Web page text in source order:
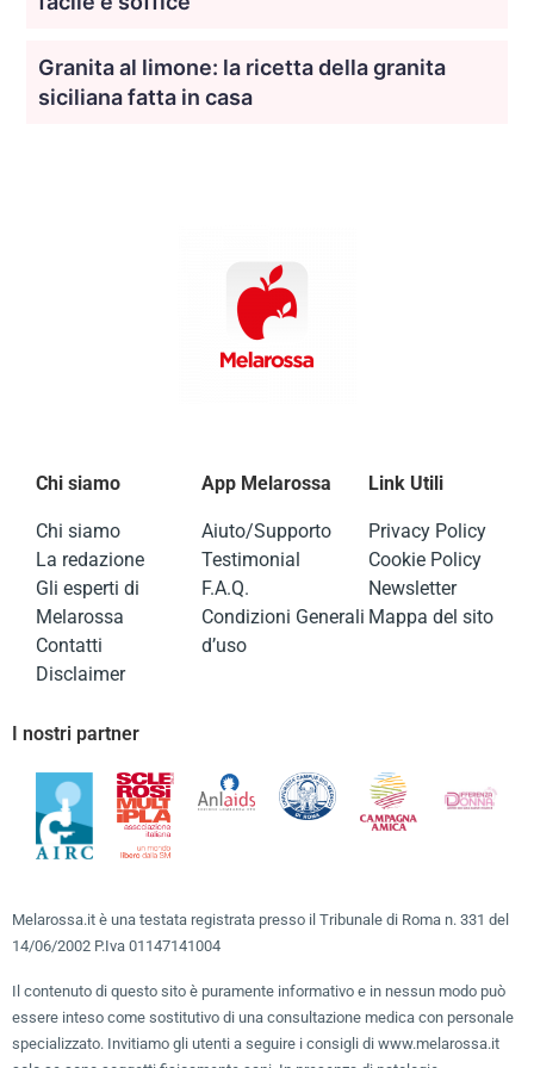
Granita al limone: la ricetta della granita
siciliana fatta in casa
Chi siamo
Chi siamo
La redazione
Gli esperti di
Melarossa
Contatti
Disclaimer
App Melarossa
Aiuto/Supporto
Testimonial
F.A.Q.
Condizioni Generali
d’uso
Link Utili
Privacy Policy
Cookie Policy
Newsletter
Mappa del sito
I nostri partner
Melarossa.it è una testata registrata presso il Tribunale di Roma n. 331 del
14/06/2002 P.Iva 01147141004
Il contenuto di questo sito è puramente informativo e in nessun modo può
essere inteso come sostitutivo di una consultazione medica con personale
specializzato. Invitiamo gli utenti a seguire i consigli di www.melarossa.it